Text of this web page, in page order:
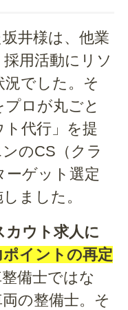
井様は、他業
用活動にリソ
でした。そ
ロが丸ごと
代行」を提
のCS（クラ
ーゲット選定
ました。
カウト求人に
イントの再定
備士ではな
の整備士。そ